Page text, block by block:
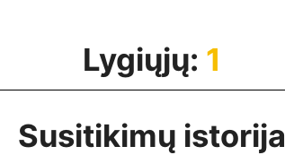
Lygiųjų: 1
Susitikimų istorija